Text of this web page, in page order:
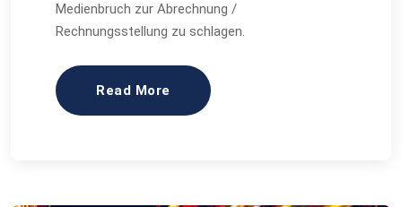
Medienbruch zur Abrechnung /
Rechnungsstellung zu schlagen.
Read More